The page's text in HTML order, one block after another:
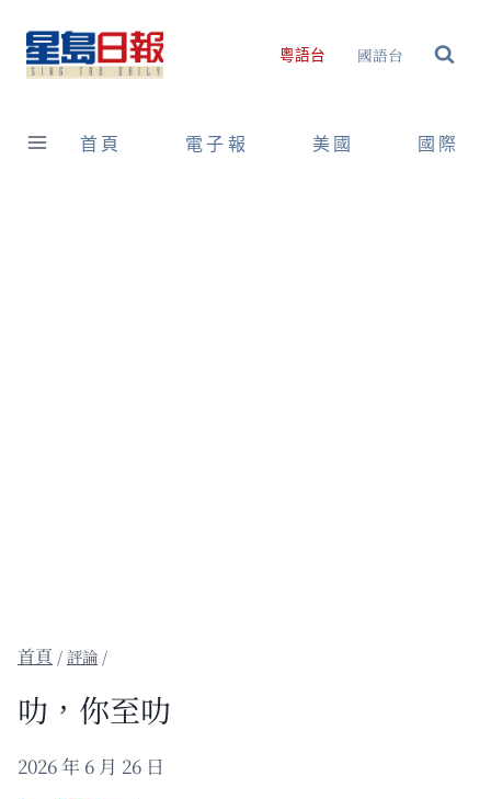
content
粵語台 國語台
首頁 電子報 美國 國際
/ 評論 /
叻，你至叻
2026 年 6 月 26 日